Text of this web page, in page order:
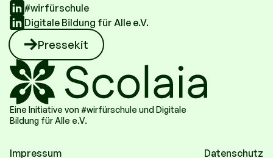
Eine Initiative von #wirfürschule und Digitale
Bildung für Alle e.V.
#wirfürschule
Digitale Bildung für Alle e.V.
Pressekit
Impressum Datenschutz